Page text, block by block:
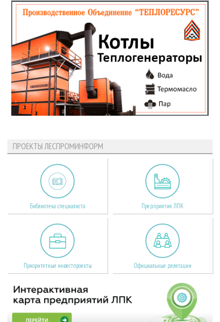
ПРОЕКТЫ ЛЕСПРОМИНФОРМ
Библиотека специалиста Предприятия ЛПК
Приоритетные инвестпроекты Официальные делегации